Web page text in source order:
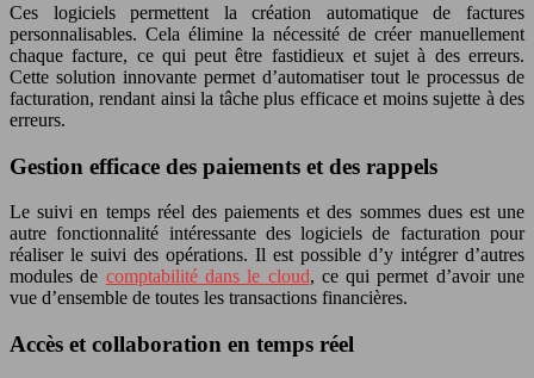
Ces logiciels permettent la création automatique de factures
personnalisables. Cela élimine la nécessité de créer manuellement
chaque facture, ce qui peut être fastidieux et sujet à des erreurs.
Cette solution innovante permet d’automatiser tout le processus de
facturation, rendant ainsi la tâche plus efficace et moins sujette à des
erreurs.
Gestion efficace des paiements et des rappels
Le suivi en temps réel des paiements et des sommes dues est une
autre fonctionnalité intéressante des logiciels de facturation pour
réaliser le suivi des opérations. Il est possible d’y intégrer d’autres
modules de comptabilité dans le cloud, ce qui permet d’avoir une
vue d’ensemble de toutes les transactions financières.
Accès et collaboration en temps réel